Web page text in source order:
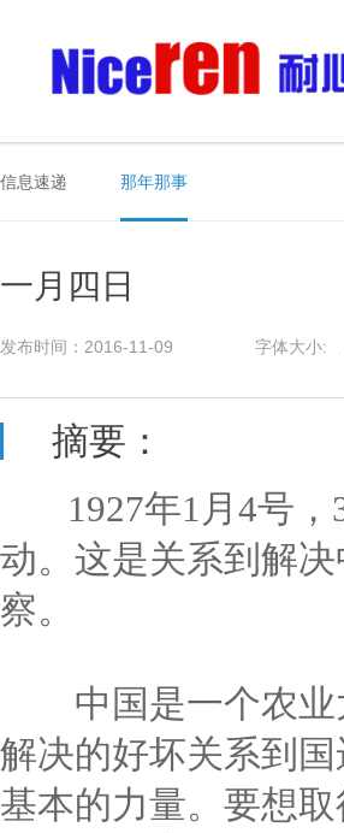
信息速递 那年那事
一月四日
发布时间：2016-11-09 字体大小:
摘要：
1927年1月4号，
动。这是关系到解
察。
中国是一个农业
解决的好坏关系到
基本的力量。要想